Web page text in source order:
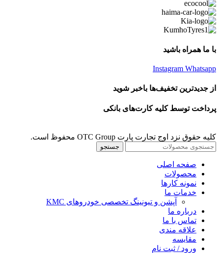
با ما همراه باشید
Instagram Whatsapp
از جدیدترین تخفیف‌ها باخبر شوید
پرداخت توسط کلیه کارت‌های بانکی
کلیه حقوق نزد اوج تجارت پارت OTC Group محفوظ است.
جستجو
صفحه اصلی
محصولات
نمونه کارها
خدمات ما
آپشن و تیونینگ تخصصی خودروهای KMC
درباره ما
تماس با ما
علاقه مندی
مقايسه
ورود / ثبت نام